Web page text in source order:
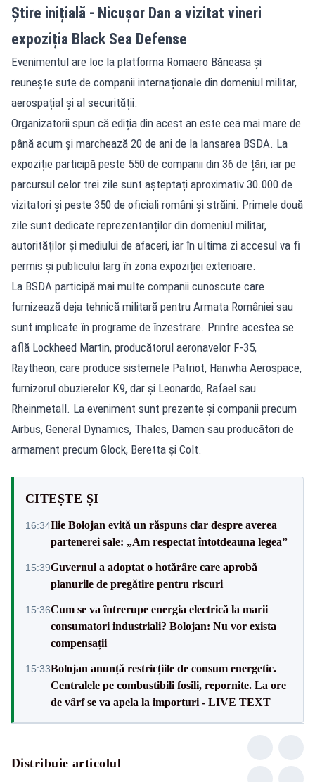
Știre inițială - Nicușor Dan a vizitat vineri
expoziția Black Sea Defense
Evenimentul are loc la platforma Romaero Băneasa și
reunește sute de companii internaționale din domeniul militar,
aerospațial și al securității.
Organizatorii spun că ediția din acest an este cea mai mare de
până acum și marchează 20 de ani de la lansarea BSDA. La
expoziție participă peste 550 de companii din 36 de țări, iar pe
parcursul celor trei zile sunt așteptați aproximativ 30.000 de
vizitatori și peste 350 de oficiali români și străini. Primele două
zile sunt dedicate reprezentanților din domeniul militar,
autorităților și mediului de afaceri, iar în ultima zi accesul va fi
permis și publicului larg în zona expoziției exterioare.
La BSDA participă mai multe companii cunoscute care
furnizează deja tehnică militară pentru Armata României sau
sunt implicate în programe de înzestrare. Printre acestea se
află Lockheed Martin, producătorul aeronavelor F-35,
Raytheon, care produce sistemele Patriot, Hanwha Aerospace,
furnizorul obuzierelor K9, dar și Leonardo, Rafael sau
Rheinmetall. La eveniment sunt prezente și companii precum
Airbus, General Dynamics, Thales, Damen sau producători de
armament precum Glock, Beretta și Colt.
CITEȘTE ȘI
16:34Ilie Bolojan evită un răspuns clar despre averea
partenerei sale: „Am respectat întotdeauna legea”
15:39Guvernul a adoptat o hotărâre care aprobă
planurile de pregătire pentru riscuri
15:36Cum se va întrerupe energia electrică la marii
consumatori industriali? Bolojan: Nu vor exista
compensații
15:33Bolojan anunță restricțiile de consum energetic.
Centralele pe combustibili fosili, repornite. La ore
de vârf se va apela la importuri - LIVE TEXT
Distribuie articolul